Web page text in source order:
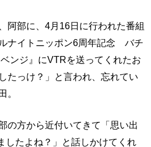
阿部に、4月16日に行われた番組
ナイトニッポン6周年記念 バチ
ンジ』にVTRを送ってくれたお
たっけ？」と言われ、忘れてい
。
の方から近付いてきて「思い出
したよね？」と話しかけてくれ